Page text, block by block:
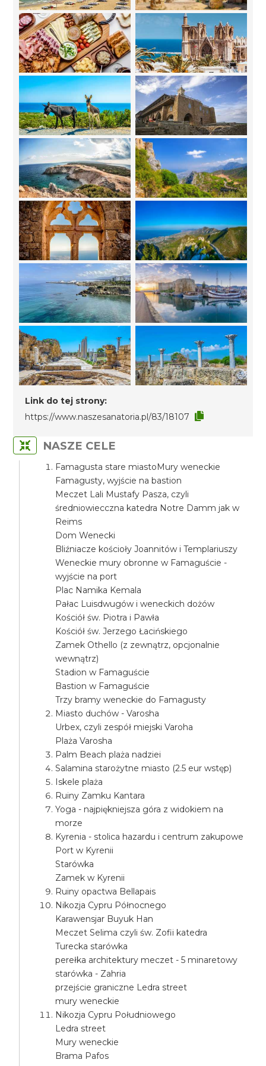
Link do tej strony:
https://www.naszesanatoria.pl/83/18107
NASZE CELE
Famagusta stare miastoMury weneckie
Famagusty, wyjście na bastion
Meczet Lali Mustafy Pasza, czyli
średniowiecczna katedra Notre Damm jak w
Reims
Dom Wenecki
Bliźniacze kościoły Joannitów i Templariuszy
Weneckie mury obronne w Famaguście -
wyjście na port
Plac Namika Kemala
Pałac Luisdwugów i weneckich dożów
Kościół św. Piotra i Pawła
Kościół św. Jerzego Łacińskiego
Zamek Othello (z zewnątrz, opcjonalnie
wewnątrz)
Stadion w Famaguście
Bastion w Famaguście
Trzy bramy weneckie do Famagusty
Miasto duchów - Varosha
Urbex, czyli zespół miejski Varoha
Plaża Varosha
Palm Beach plaża nadziei
Salamina starożytne miasto (2.5 eur wstęp)
Iskele plaża
Ruiny Zamku Kantara
Yoga - najpiękniejsza góra z widokiem na
morze
Kyrenia - stolica hazardu i centrum zakupowe
Port w Kyrenii
Starówka
Zamek w Kyrenii
Ruiny opactwa Bellapais
Nikozja Cypru Północnego
Karawensjar Buyuk Han
Meczet Selima czyli św. Zofii katedra
Turecka starówka
perełka architektury meczet - 5 minaretowy
starówka - Zahria
przejście graniczne Ledra street
mury weneckie
Nikozja Cypru Południowego
Ledra street
Mury weneckie
Brama Pafos